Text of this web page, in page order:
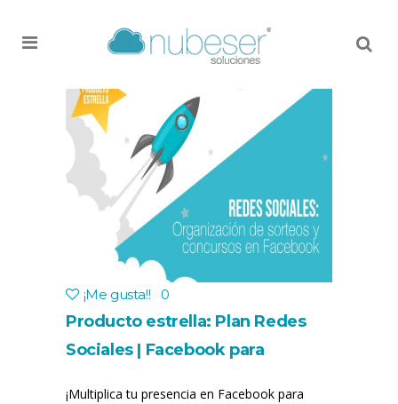
¡Me gusta!! 0
Producto estrella: Plan Redes
Sociales | Facebook para
¡Multiplica tu presencia en Facebook para